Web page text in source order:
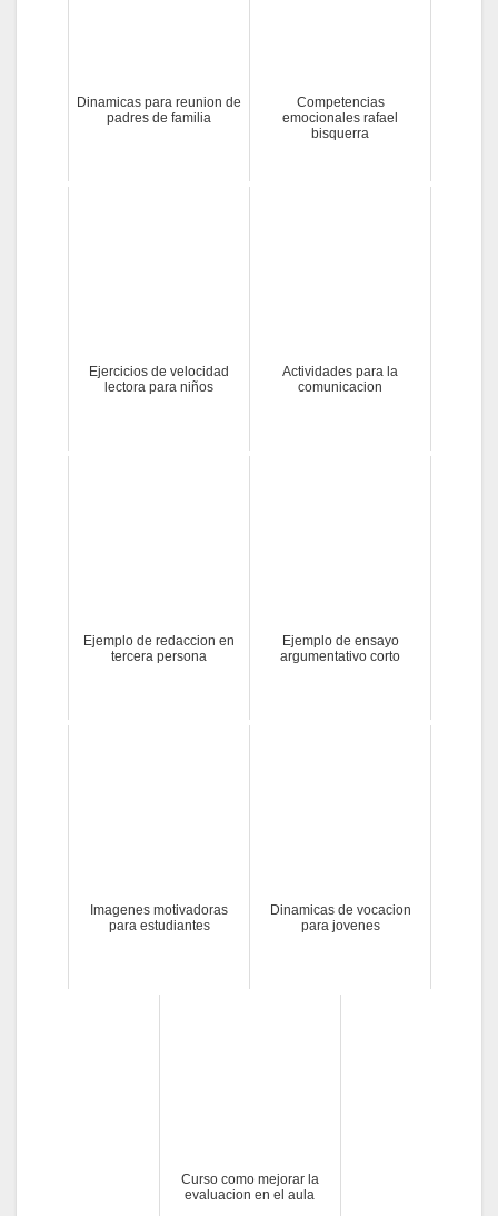
Dinamicas para reunion de
padres de familia
Competencias
emocionales rafael
bisquerra
Ejercicios de velocidad
lectora para niños
Actividades para la
comunicacion
Ejemplo de redaccion en
tercera persona
Ejemplo de ensayo
argumentativo corto
Imagenes motivadoras
para estudiantes
Dinamicas de vocacion
para jovenes
Curso como mejorar la
evaluacion en el aula